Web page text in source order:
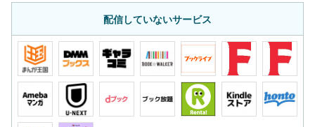
配信していないサービス